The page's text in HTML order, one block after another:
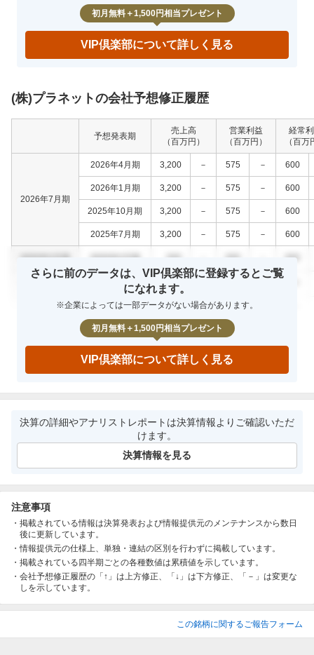
初月無料＋1,500円相当プレゼント
VIP倶楽部について詳しく見る
(株)プラネットの会社予想修正履歴
予想発表期
売上高
（百万円）
営業利益
（百万円）
経常
（百万
2026年7月期
2026年4月期 3,200 － 575 － 600
2026年1月期 3,200 － 575 － 600
2025年10月期 3,200 － 575 － 600
2025年7月期 3,200 － 575 － 600
0000年0月期 0000年0月期 000 000 000
0000年0月期 000
0000年0月期 0000年0月期 000 － 000
さらに前のデータは、VIP倶楽部に登録するとご覧
になれます。
※企業によっては一部データがない場合があります。
初月無料＋1,500円相当プレゼント
VIP倶楽部について詳しく見る
決算の詳細やアナリストレポートは決算情報よりご確認いただ
けます。
決算情報を見る
注意事項
掲載されている情報は決算発表および情報提供元のメンテナンスから数日
後に更新しています。
情報提供元の仕様上、単独・連結の区別を行わずに掲載しています。
掲載されている四半期ごとの各種数値は累積値を示しています。
会社予想修正履歴の「↑」は上方修正、「↓」は下方修正、「－」は変更な
しを示しています。
この銘柄に関するご報告フォーム